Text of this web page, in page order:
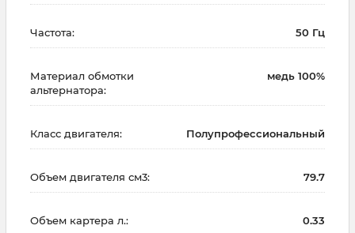
Частота: 50 Гц
Материал обмотки
альтернатора:
медь 100%
Класс двигателя: Полупрофессиональный
Объем двигателя см3: 79.7
Объем картера л.: 0.33